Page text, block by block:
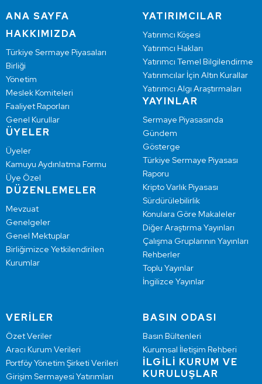
ANA SAYFA
HAKKIMIZDA
Türkiye Sermaye Piyasaları
Birliği
Yönetim
Meslek Komiteleri
Faaliyet Raporları
Genel Kurullar
ÜYELER
Üyeler
Kamuyu Aydınlatma Formu
Üye Özel
DÜZENLEMELER
Mevzuat
Genelgeler
Genel Mektuplar
Birliğimizce Yetkilendirilen
Kurumlar
YATIRIMCILAR
Yatırımcı Köşesi
Yatırımcı Hakları
Yatırımcı Temel Bilgilendirme
Yatırımcılar İçin Altın Kurallar
Yatırımcı Algı Araştırmaları
YAYINLAR
Sermaye Piyasasında
Gündem
Gösterge
Türkiye Sermaye Piyasası
Raporu
Kripto Varlık Piyasası
Sürdürülebilirlik
Konulara Göre Makaleler
Diğer Araştırma Yayınları
Çalışma Gruplarının Yayınları
Rehberler
Toplu Yayınlar
İngilizce Yayınlar
VERİLER
Özet Veriler
Aracı Kurum Verileri
Portföy Yönetim Şirketi Verileri
Girişim Sermayesi Yatırımları
BASIN ODASI
Basın Bültenleri
Kurumsal İletişim Rehberi
İLGİLİ KURUM VE
KURULUŞLAR